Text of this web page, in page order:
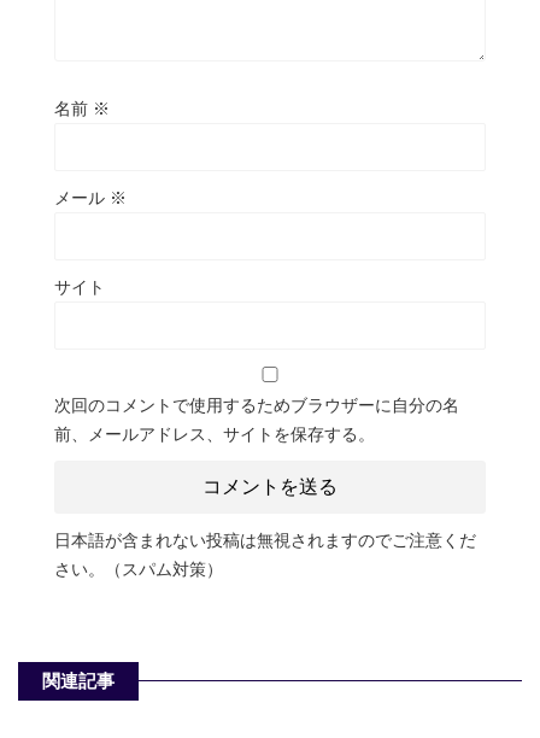
名前 ※
メール ※
サイト
次回のコメントで使用するためブラウザーに自分の名
前、メールアドレス、サイトを保存する。
日本語が含まれない投稿は無視されますのでご注意くだ
さい。（スパム対策）
関連記事